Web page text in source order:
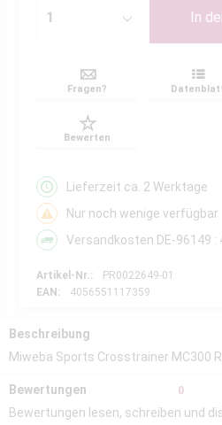
In
Fragen?
Bewerten
Lieferzeit ca. 2 Werktage
Nur noch wenige verfügbar
Versandkosten DE-96149 :
Artikel-Nr.:
PR0022649-01
EAN:
4056551117359
Beschreibung
Miweba Sports Crosstrainer MC300
Bewertungen 0
Bewertungen lesen, schreiben und